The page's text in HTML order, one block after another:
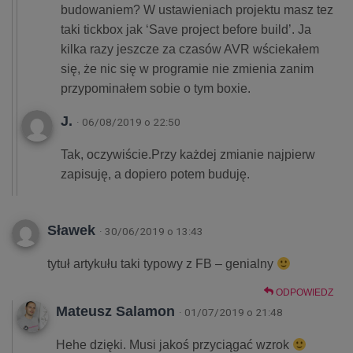
budowaniem? W ustawieniach projektu masz tez
taki tickbox jak ‘Save project before build’. Ja
kilka razy jeszcze za czasów AVR wściekałem
się, że nic się w programie nie zmienia zanim
przypominałem sobie o tym boxie.
J. · 06/08/2019 o 22:50
Tak, oczywiście.Przy każdej zmianie najpierw
zapisuję, a dopiero potem buduję.
Sławek · 30/06/2019 o 13:43
tytuł artykułu taki typowy z FB – genialny
ODPOWIEDZ
Mateusz Salamon · 01/07/2019 o 21:48
Hehe dzięki. Musi jakoś przyciągać wzrok